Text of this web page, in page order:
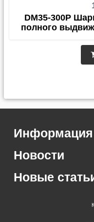
DM35-300P
полного
Информация
Новости
Новые